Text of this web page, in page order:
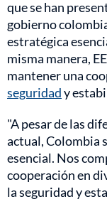
que se han
gobierno
estratégica
misma manera,
mantener una
seguridady
"A pesar de las
actual, Colombia
esencial. Nos
cooperación en
la seguridad y